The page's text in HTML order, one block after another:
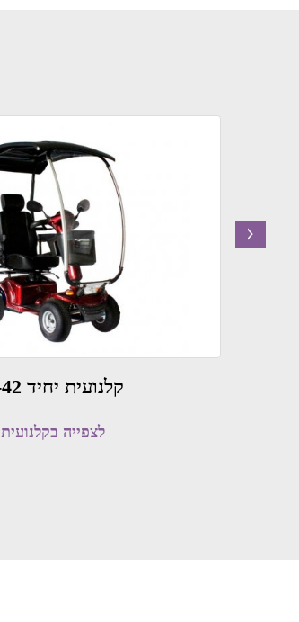
קלנועית יחיד L-42
לצפייה בקלנועית
next